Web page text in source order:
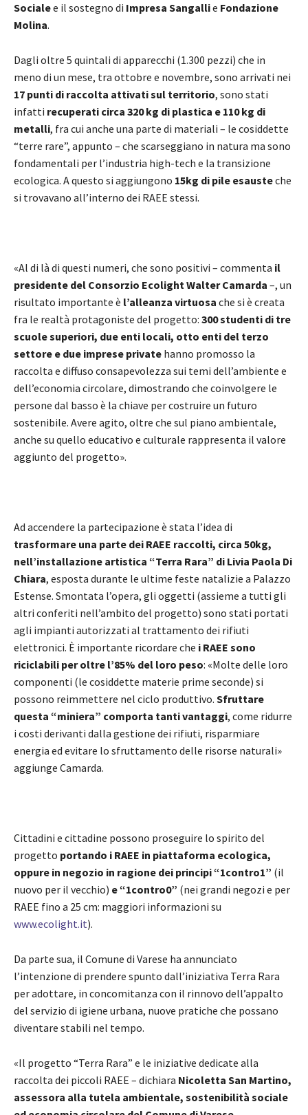
Socialee il sostegno di Impresa Sangallie Fondazione
Molina.
Dagli oltre 5 quintali di apparecchi (1.300 pezzi) che in
meno di un mese, tra ottobre e novembre, sono arrivati nei
17 punti di raccolta attivati sul territorio, sono stati
infatti recuperati circa 320 kg di plastica e 110 kg di
metalli, fra cui anche una parte di materiali – le cosiddette
“terre rare”, appunto – che scarseggiano in natura ma sono
fondamentali per l’industria high-tech e la transizione
ecologica. A questo si aggiungono 15kg di pile esausteche
si trovavano all’interno dei RAEE stessi.
«Al di là di questi numeri, che sono positivi – commenta il
presidente del Consorzio Ecolight Walter Camarda –, un
risultato importante è l’alleanza virtuosa che si è creata
fra le realtà protagoniste del progetto: 300 studenti di tre
scuole superiori, due enti locali, otto enti del terzo
settore e due imprese private hanno promosso la
raccolta e diffuso consapevolezza sui temi dell’ambiente e
dell’economia circolare, dimostrando che coinvolgere le
persone dal basso è la chiave per costruire un futuro
sostenibile. Avere agito, oltre che sul piano ambientale,
anche su quello educativo e culturale rappresenta il valore
aggiunto del progetto».
Ad accendere la partecipazione è stata l’idea di
trasformare una parte dei RAEE raccolti, circa 50kg,
nell’installazione artistica “Terra Rara” di Livia Paola Di
Chiara, esposta durante le ultime feste natalizie a Palazzo
Estense. Smontata l’opera, gli oggetti (assieme a tutti gli
altri conferiti nell’ambito del progetto) sono stati portati
agli impianti autorizzati al trattamento dei rifiuti
elettronici. È importante ricordare che i RAEE sono
riciclabili per oltre l’85% del loro peso: «Molte delle loro
componenti (le cosiddette materie prime seconde) si
possono reimmettere nel ciclo produttivo. Sfruttare
questa “miniera” comporta tanti vantaggi, come ridurre
i costi derivanti dalla gestione dei rifiuti, risparmiare
energia ed evitare lo sfruttamento delle risorse naturali»
aggiunge Camarda.
Cittadini e cittadine possono proseguire lo spirito del
progetto portando i RAEE in piattaforma ecologica,
oppure in negozio in ragione dei principi “1contro1” (il
nuovo per il vecchio) e “1contro0” (nei grandi negozi e per
RAEE fino a 25 cm: maggiori informazioni su
www.ecolight.it).
Da parte sua, il Comune di Varese ha annunciato
l’intenzione di prendere spunto dall’iniziativa Terra Rara
per adottare, in concomitanza con il rinnovo dell’appalto
del servizio di igiene urbana, nuove pratiche che possano
diventare stabili nel tempo.
«Il progetto “Terra Rara” e le iniziative dedicate alla
raccolta dei piccoli RAEE – dichiara Nicoletta San Martino,
assessora alla tutela ambientale, sostenibilità sociale